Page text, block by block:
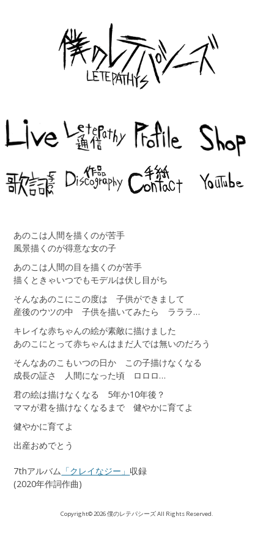
あのこは人間を描くのが苦手
風景描くのが得意な女の子
あのこは人間の目を描くのが苦手
描くときゃいつでもモデルは伏し目がち
そんなあのこにこの度は 子供ができまして
産後のウツの中 子供を描いてみたら ラララ…
キレイな赤ちゃんの絵が素敵に描けました
あのこにとって赤ちゃんはまだ人では無いのだろう
そんなあのこもいつの日か この子描けなくなる
成長の証さ 人間になった頃 ロロロ…
君の絵は描けなくなる 5年か10年後？
ママが君を描けなくなるまで 健やかに育てよ
健やかに育てよ
出産おめでとう
7thアルバム 「クレイなジー」 収録
(2020年作詞作曲)
Copyright© 2026 僕のレテパシーズ All Rights Reserved.